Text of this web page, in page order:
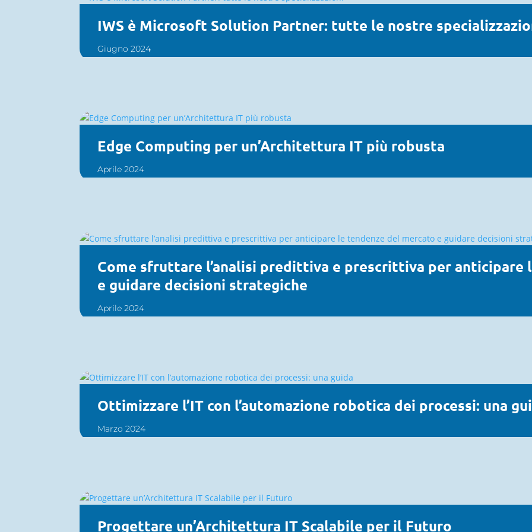
IWS è Microsoft Solution Partner: tutte le nostre
Giugno 2024
Edge Computing per un’Architettura IT più robusta
Aprile 2024
Come sfruttare l’analisi predittiva e prescrittiva per anticipare
e guidare decisioni strategiche
Aprile 2024
Ottimizzare l’IT con l’automazione robotica dei processi: una
Marzo 2024
Progettare un’Architettura IT Scalabile per il Futuro